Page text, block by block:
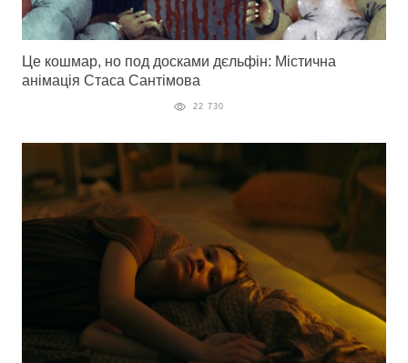
Це кошмар, но под досками дєльфін: Містична
анімація Стаса Сантімова
22 730